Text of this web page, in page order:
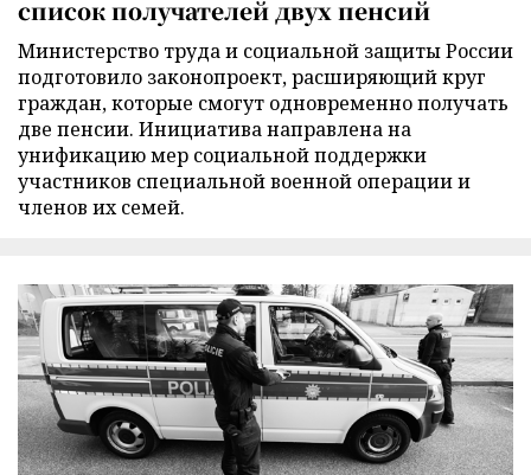
список получателей двух пенсий
Министерство труда и социальной защиты России
подготовило законопроект, расширяющий круг
граждан, которые смогут одновременно получать
две пенсии. Инициатива направлена на
унификацию мер социальной поддержки
участников специальной военной операции и
членов их семей.